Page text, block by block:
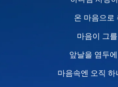
온 마음으로
마음이 그
앞날을 염두
마음속엔 오직 하